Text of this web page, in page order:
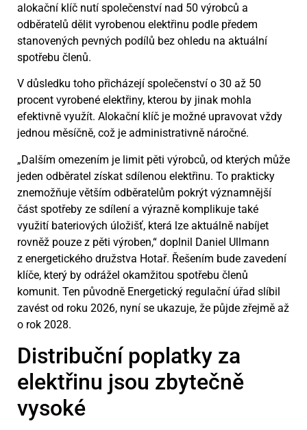
alokační klíč nutí společenství nad 50 výrobců a
odběratelů dělit vyrobenou elektřinu podle předem
stanovených pevných podílů bez ohledu na aktuální
spotřebu členů.
V důsledku toho přicházejí společenství o 30 až 50
procent vyrobené elektřiny, kterou by jinak mohla
efektivně využít. Alokační klíč je možné upravovat vždy
jednou měsíčně, což je administrativně náročné.
„Dalším omezením je limit pěti výrobců, od kterých může
jeden odběratel získat sdílenou elektřinu. To prakticky
znemožňuje větším odběratelům pokrýt významnější
část spotřeby ze sdílení a výrazně komplikuje také
využití bateriových úložišť, která lze aktuálně nabíjet
rovněž pouze z pěti výroben,“ doplnil Daniel Ullmann
z energetického družstva Hotař. Řešením bude zavedení
klíče, který by odrážel okamžitou spotřebu členů
komunit. Ten původně Energetický regulační úřad slíbil
zavést od roku 2026, nyní se ukazuje, že půjde zřejmě až
o rok 2028.
Distribuční poplatky za
elektřinu jsou zbytečně
vysoké